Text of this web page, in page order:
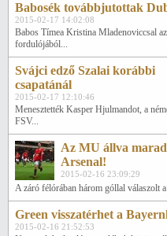
Babosék továbbjutottak
2015-02-17 14:02:08
Babos Tímea Kristina Mladenoviccsal
fordulójából...
Svájci edző Szalai korábbi
csapatánál
2015-02-17 12:10:46
Menesztették Kasper Hjulmandot, a
FSV...
Az MU állva
Arsenal!
2015-02-16 23:09:29
A záró félórában három góllal válaszolt
Green visszatérhet a
2015-02-16 21:52:53